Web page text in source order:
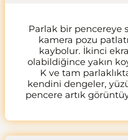
Parlak bir pencereye
kamera pozu
kaybolur. İkinci
olabildiğince yakın
K ve tam
kendini dengeler,
pencere artık